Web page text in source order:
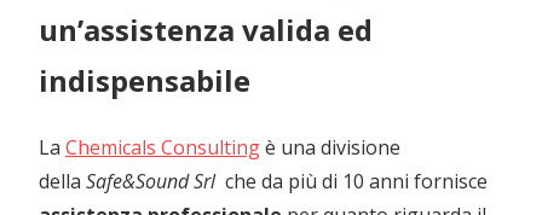
un’assistenza valida ed
indispensabile
La Chemicals Consultingè una divisione
della Safe&Sound Srl che da più di 10 anni fornisce